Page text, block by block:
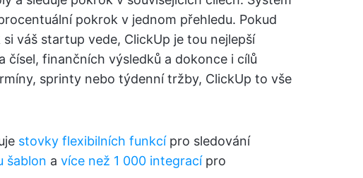
pokrok v jednom přehledu. Pokud
váš startup vede, ClickUp je tou nejlepší
čísel, finančních výsledků a dokonce i cílů
sprinty nebo týdenní tržby, ClickUp to vše
stovky flexibilních funkcípro sledování
šablon a více než 1 000 integracípro